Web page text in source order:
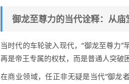
御龙至尊力的当代诠释：从
当时代的车轮驶入现代，“御龙至尊力
再是帝王专属的权杖，而是普通人突破
在商业领域，任正非无疑是当代“御龙